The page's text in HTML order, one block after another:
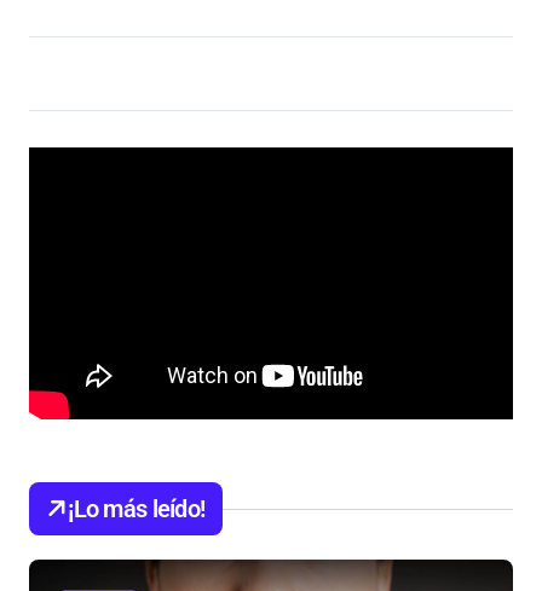
¡Lo más leído!